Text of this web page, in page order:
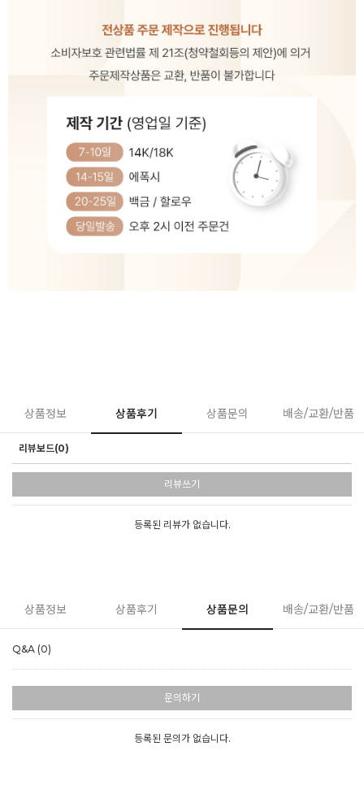
상품정보 상품후기 상품문의 배송/교환/반품
리뷰보드(0)
리뷰쓰기
등록된 리뷰가 없습니다.
상품정보 상품후기 상품문의 배송/교환/반품
Q&A (0)
문의하기
등록된 문의가 없습니다.